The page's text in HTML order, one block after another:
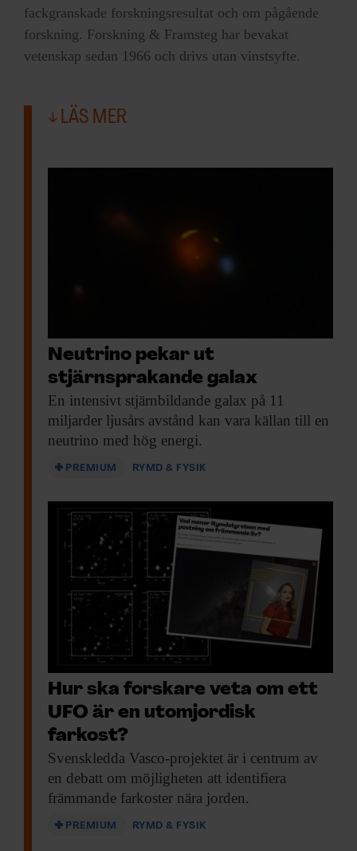
fackgranskade forskningsresultat och om pågående
forskning. Forskning & Framsteg har bevakat
vetenskap sedan 1966 och drivs utan vinstsyfte.
LÄS MER
Neutrino pekar ut
stjärnsprakande galax
En intensivt stjärnbildande galax på 11
miljarder ljusårs avstånd kan vara källan till en
neutrino med hög energi.
PREMIUM RYMD & FYSIK
Hur ska forskare veta om ett
UFO är en utomjordisk
farkost?
Svenskledda Vasco-projektet är i centrum av
en debatt om möjligheten att identifiera
främmande farkoster nära jorden.
PREMIUM RYMD & FYSIK